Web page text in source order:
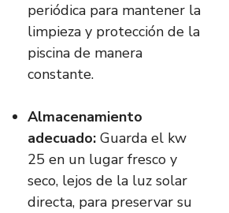
periódica para mantener la
limpieza y protección de la
piscina de manera
constante.
Almacenamiento
adecuado: Guarda el kw
25 en un lugar fresco y
seco, lejos de la luz solar
directa, para preservar su